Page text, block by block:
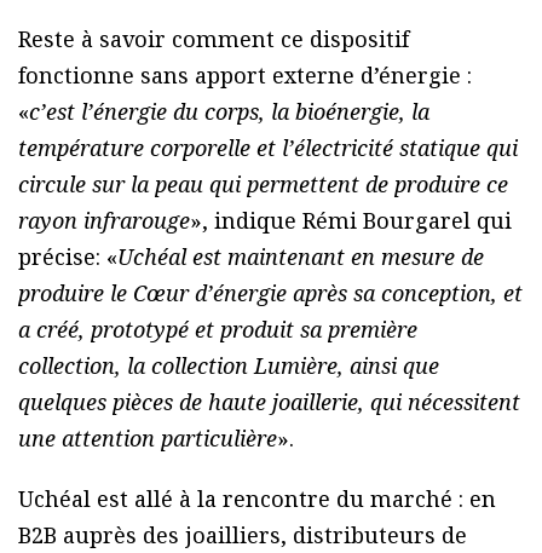
Reste à savoir comment ce dispositif
fonctionne sans apport externe d’énergie :
«c’est l’énergie du corps, la bioénergie, la
température corporelle et l’électricité statique qui
circule sur la peau qui permettent de produire ce
rayon infrarouge», indique Rémi Bourgarel qui
précise: «Uchéal est maintenant en mesure de
produire le Cœur d’énergie après sa conception, et
a créé, prototypé et produit sa première
collection, la collection Lumière, ainsi que
quelques pièces de haute joaillerie, qui nécessitent
une attention particulière».
Uchéal est allé à la rencontre du marché : en
B2B auprès des joailliers, distributeurs de